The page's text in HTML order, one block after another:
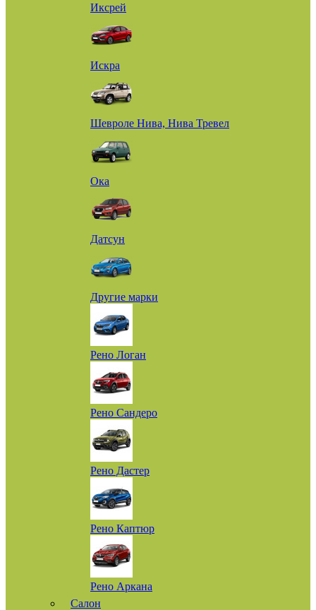
Иксрей
Искра
Шевроле Нива, Нива Тревел
Ока
Датсун
Другие марки
Рено Логан
Рено Сандеро
Рено Дастер
Рено Каптюр
Рено Аркана
Салон